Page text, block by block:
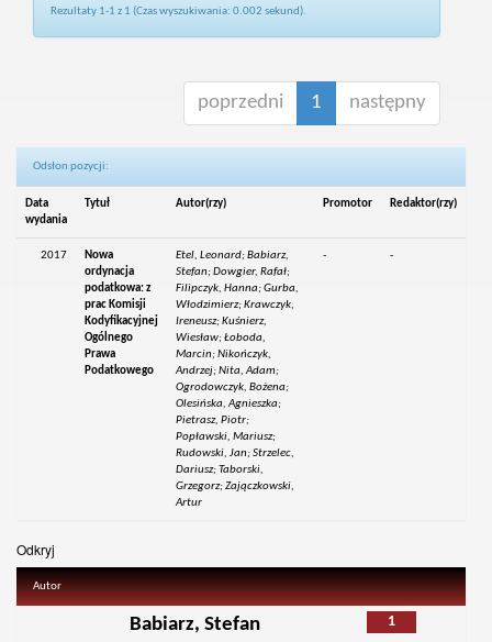
Rezultaty 1-1 z 1 (Czas wyszukiwania: 0.002 sekund).
poprzedni 1 następny
Odsłon pozycji:
Data
wydania
Tytuł Autor(rzy) Promotor Redaktor(rzy)
2017
Nowa
ordynacja
podatkowa: z
prac Komisji
Kodyfikacyjnej
Ogólnego
Prawa
Podatkowego
Etel, Leonard; Babiarz,
Stefan; Dowgier, Rafał;
Filipczyk, Hanna; Gurba,
Włodzimierz; Krawczyk,
Ireneusz; Kuśnierz,
Wiesław; Łoboda,
Marcin; Nikończyk,
Andrzej; Nita, Adam;
Ogrodowczyk, Bożena;
Olesińska, Agnieszka;
Pietrasz, Piotr;
Popławski, Mariusz;
Rudowski, Jan; Strzelec,
Dariusz; Taborski,
Grzegorz; Zajączkowski,
Artur
- -
Odkryj
Autor
1
Babiarz, Stefan